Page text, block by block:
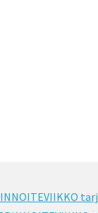
tarj